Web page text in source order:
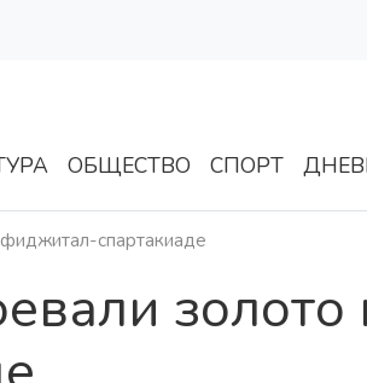
ОБЩЕСТВО СПОРТ
спартакиаде
золото